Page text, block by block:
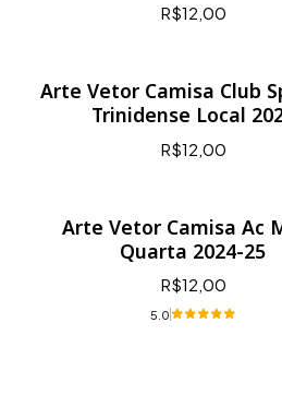
R$12,00
Arte Vetor Camisa Club
Trinidense Local
R$12,00
Arte Vetor Camisa Ac
Quarta 2024-25
R$12,00
5.0